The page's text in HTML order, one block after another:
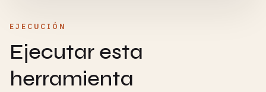
EJECUCIÓN
Ejecutar esta
herramienta